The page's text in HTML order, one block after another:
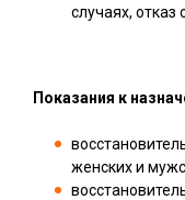
случаях, отказ
Показания к
женских и